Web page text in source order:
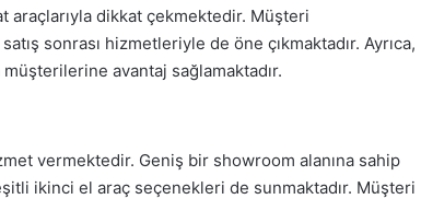
araçlarıyla dikkat çekmektedir. Müşteri
sonrası hizmetleriyle de öne çıkmaktadır. Ayrıca,
avantaj sağlamaktadır.
vermektedir. Geniş bir showroom alanına sahip
ikinci el araç seçenekleri de sunmaktadır. Müşteri